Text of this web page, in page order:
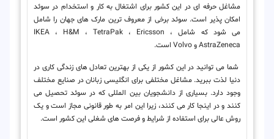
مشاغل حرفه ای در این کشور برای اشتغال به کار و استخدام در سوئد
امکان پذیر است. سوئد برخی از معروف ترین مارک های جهان را شامل
می شود که شامل IKEA ، H&M ، TetraPak ، Ericsson ،
AstraZeneca و Volvo است.
شما می توانید در این کشور از یکی از بهترین تعادل های زندگی کاری در
دنیا لذت ببرید. مشاغل مختلفی برای انگلیسی زبانان در صنایع مختلف
وجود دارد. بسیاری از دانشجویان بین المللی که در سوئد تحصیل می
کنند و در اینجا کار می کنند، زیرا این امر به طور قانونی مجاز است و یک
روش عالی برای استفاده از شرایط و فرصت های شغلی این کشور است.